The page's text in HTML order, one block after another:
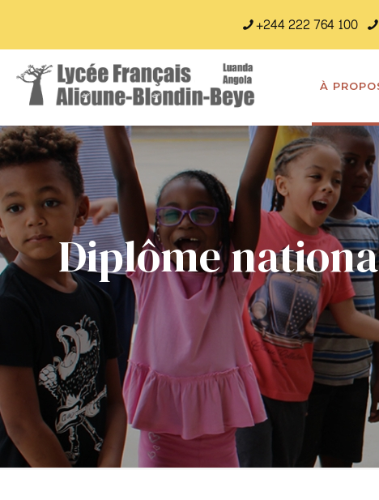
+244 222 764 100
À
Diplôme